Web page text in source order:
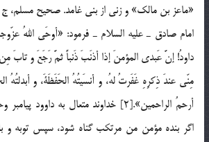
«ماعز بن مالك» و زني از بني غامد. صحيح مسلم، ج 3، ص 31 ـ 530)
امام صادق ـ عليه السلام ـ فرمود: «أوحَي اللهُ
داودُ! إنَّ عَبدي المؤمنَ إذا أذنَبَ ذَنباً ثمَّ رَجَعَ و تابَ
مِنّي عندَ ذِكرِهِ غَفَرتُ لهُ، و أنسَيتُهُ الحَفَظَةَ، و أبدلتُهُ
أرحمُ الراحمين».[2] خداوند متعال به داوود
اگر بنده مؤمن من مرتكب گناه شود، سپس توبه و